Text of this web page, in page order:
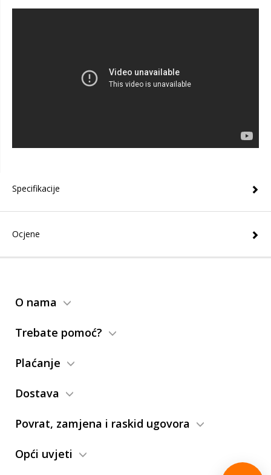
Specifikacije
Ocjene
O nama
Trebate pomoć?
Plaćanje
Dostava
Povrat, zamjena i raskid ugovora
Opći uvjeti